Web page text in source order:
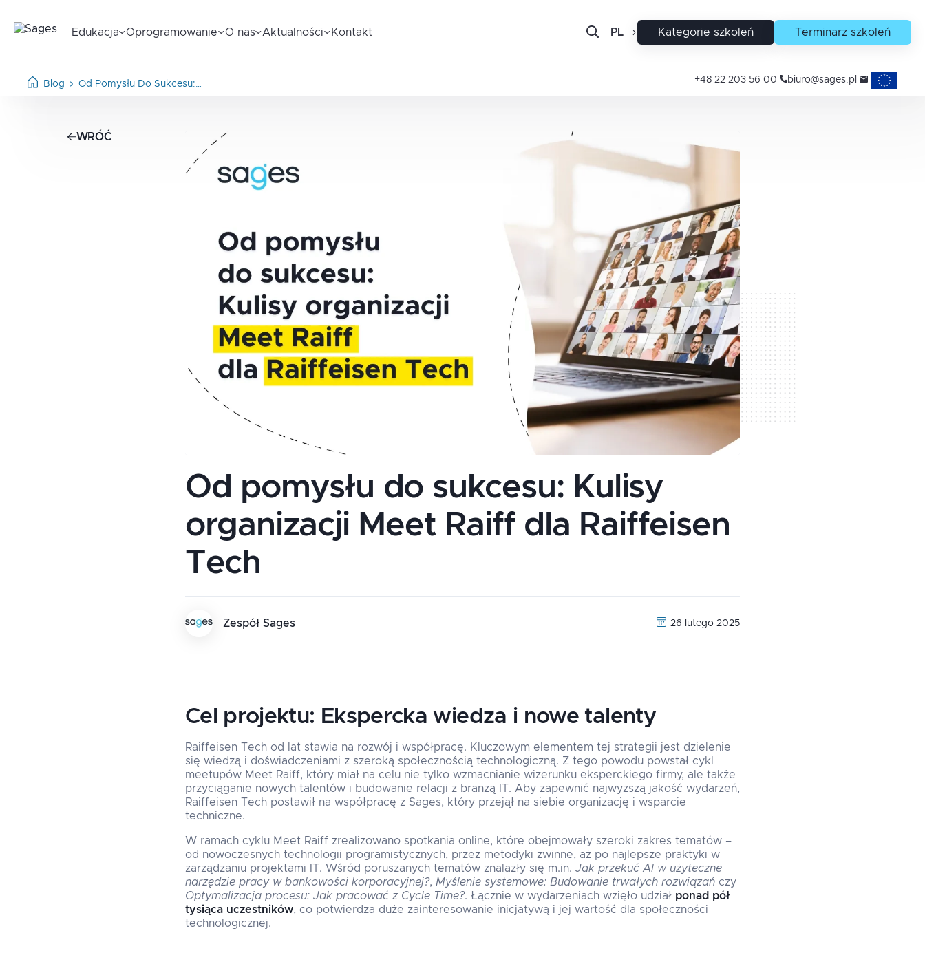
Edukacja Oprogramowanie O nas Aktualności Kontakt PL EN Kategorie szkoleń Terminarz szkoleń
Blog Od Pomysłu Do Sukcesu:… +48 22 203 56 00 biuro@sages.pl Projekty
WRÓĆ
Od pomysłu do sukcesu: Kulisy
organizacji Meet Raiff dla Raiffeisen
Tech
Zespół Sages 26 lutego 2025
Cel projektu: Ekspercka wiedza i nowe talenty
Raiffeisen Tech od lat stawia na rozwój i współpracę. Kluczowym elementem tej strategii jest dzielenie
się wiedzą i doświadczeniami z szeroką społecznością technologiczną. Z tego powodu powstał cykl
meetupów Meet Raiff, który miał na celu nie tylko wzmacnianie wizerunku eksperckiego firmy, ale także
przyciąganie nowych talentów i budowanie relacji z branżą IT. Aby zapewnić najwyższą jakość wydarzeń,
Raiffeisen Tech postawił na współpracę z Sages, który przejął na siebie organizację i wsparcie
techniczne.
W ramach cyklu Meet Raiff zrealizowano spotkania online, które obejmowały szeroki zakres tematów –
od nowoczesnych technologii programistycznych, przez metodyki zwinne, aż po najlepsze praktyki w
zarządzaniu projektami IT. Wśród poruszanych tematów znalazły się m.in. Jak przekuć AI w użyteczne
narzędzie pracy w bankowości korporacyjnej?, Myślenie systemowe: Budowanie trwałych rozwiązańczy
Optymalizacja procesu: Jak pracować z Cycle Time?. Łącznie w wydarzeniach wzięło udział ponad pół
tysiąca uczestników, co potwierdza duże zainteresowanie inicjatywą i jej wartość dla społeczności
technologicznej.